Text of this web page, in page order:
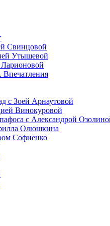
Свинцовой
Утышевой
Впечатления
с Зоей Арнаутовой
Винокуровой
с Александрой
Олюшкина
Софиенко